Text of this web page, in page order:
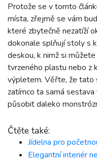
Protože se v tomto
místa, zřejmě se vám
které zbytečně nezatíží
dokonale splňují stoly s
deskou, k nimž si
tvrzeného plastu nebo z
výpletem. Věřte, že tato
zatímco ta samá
působit daleko
Čtěte také:
Jídelna pro
Elegantní interiér